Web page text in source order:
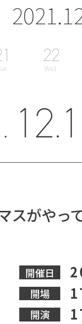
22
Wed.
12.
スがやっ
開催日
開場
開演